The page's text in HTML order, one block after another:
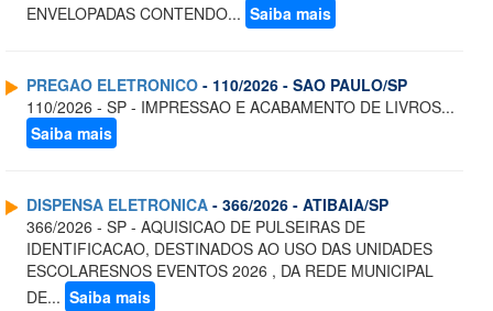
ENVELOPADAS CONTENDO... Saiba mais
PREGAO ELETRONICO - 110/2026 - SAO PAULO/SP
110/2026 - SP - IMPRESSAO E ACABAMENTO DE LIVROS...
Saiba mais
DISPENSA ELETRONICA - 366/2026 - ATIBAIA/SP
366/2026 - SP - AQUISICAO DE PULSEIRAS DE
IDENTIFICACAO, DESTINADOS AO USO DAS UNIDADES
ESCOLARESNOS EVENTOS 2026 , DA REDE MUNICIPAL
DE... Saiba mais